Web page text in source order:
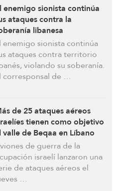
enemigo sionista continúa
ataques contra la
libanesa
enemigo sionista continúa
ataques contra territorio
violando su soberanía.
corresponsal de …
de 25 ataques aéreos
tienen como objetivo
valle de Beqaa en Líbano
de guerra de la
israelí lanzaron una
de ataques aéreos el
…